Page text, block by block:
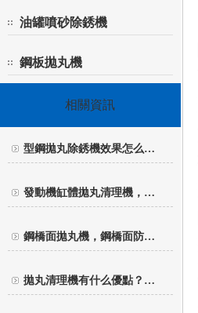
油罐噴砂除銹機
鋼板拋丸機
相關資訊
型鋼拋丸除銹機效果怎么…
發動機缸體拋丸清理機，…
鋼橋面拋丸機，鋼橋面防…
拋丸清理機有什么優點？…